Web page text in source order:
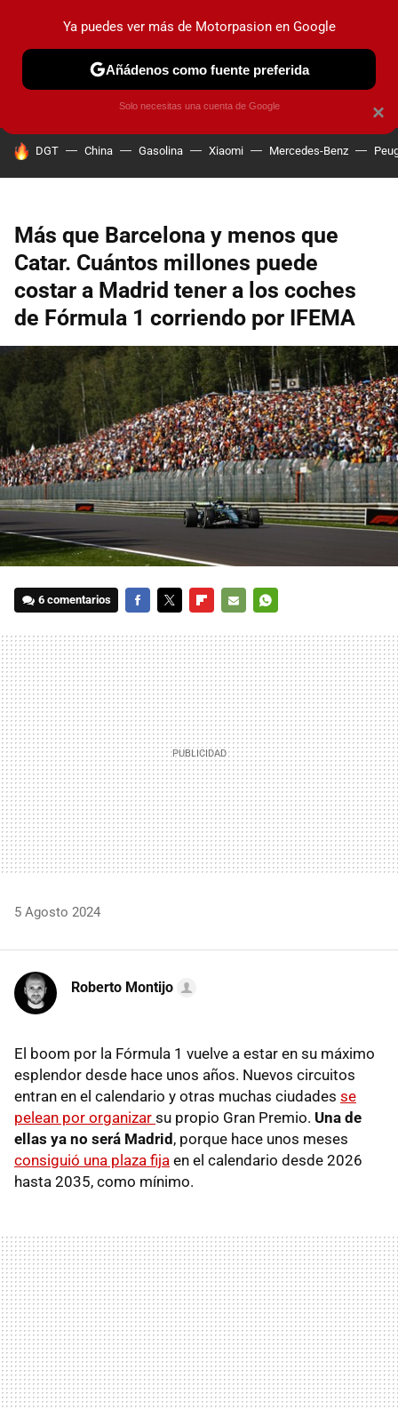
PRUEBAS COCHES ELÉCTRICOS OBSERVATORIO
HOY SE HABLA DE
DGT China Gasolina Xiaomi Mercedes-Benz
Más que Barcelona y menos que
Catar. Cuántos millones puede
costar a Madrid tener a los coches
de Fórmula 1 corriendo por IFEMA
6 comentarios
MAIL
5 Agosto 2024
Roberto Montijo
El boom por la Fórmula 1 vuelve a estar en su máximo
esplendor desde hace unos años. Nuevos circuitos
entran en el calendario y otras muchas ciudades se
pelean por organizar su propio Gran Premio. Una de
ellas ya no será Madrid, porque hace unos meses
consiguió una plaza fija en el calendario desde 2026
hasta 2035, como mínimo.
×
Ya puedes ver más de Motorpasion en Google
Añádenos como fuente preferida
Solo necesitas una cuenta de Google